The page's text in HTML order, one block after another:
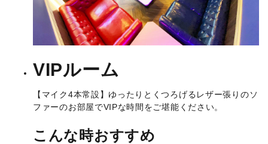
VIPルーム
【マイク4本常設】ゆったりとくつろげるレザー張りのソ
ファーのお部屋でVIPな時間をご堪能ください。
こんな時おすすめ